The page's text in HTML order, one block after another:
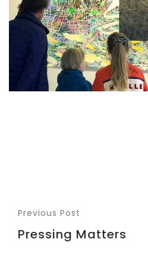
Previous Post
Pressing Matters